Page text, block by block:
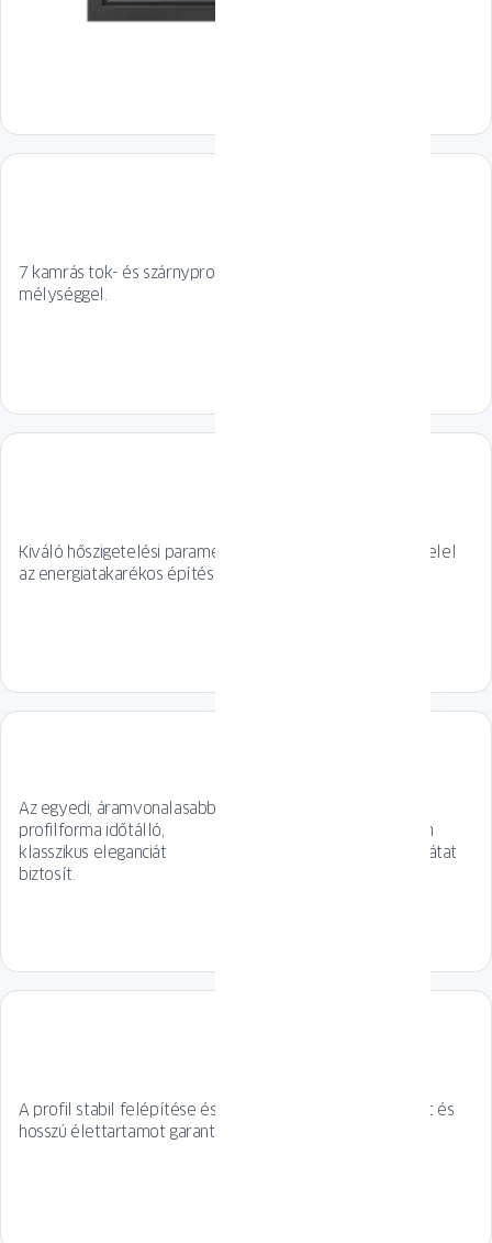
7 kamrás tok- és szárnyprofil, 82 mm-es beépítési
mélységgel.
Kiváló hőszigetelési paramétereinek köszönhetően megfelel
az energiatakarékos építés szigorú követelményeinek.
Az egyedi, áramvonalasabb
profilforma időtálló,
klasszikus eleganciát
biztosít.
tokban és a szárnyban
további hőszigetelő gátat
A profil stabil felépítése és az acélmerevítés biztonságot és
hosszú élettartamot garantál.